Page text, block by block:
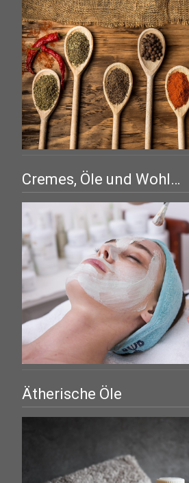
Cremes, Öle und Wohl…
Ätherische Öle